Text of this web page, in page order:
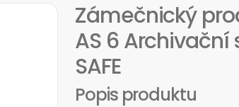
Zámečnický
AS 6 Archivační
SAFE
Popis produktu